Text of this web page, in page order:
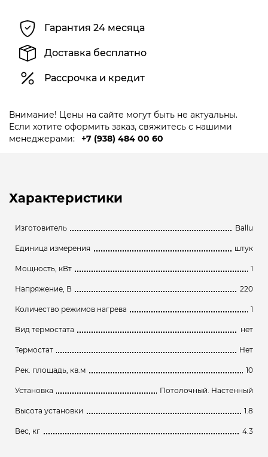
Гарантия 24 месяца
Доставка бесплатно
Рассрочка и кредит
Внимание! Цены на сайте могут быть не актуальны.
Если хотите оформить заказ, свяжитесь с нашими
менеджерами:
+7 (938) 484 00 60
Характеристики
Изготовитель Ballu
Единица измерения штук
Мощность, кВт 1
Напряжение, В 220
Количество режимов нагрева 1
Вид термостата нет
Термостат Нет
Рек. площадь, кв.м 10
Установка Потолочный. Настенный
Высота установки 1.8
Вес, кг 4.3